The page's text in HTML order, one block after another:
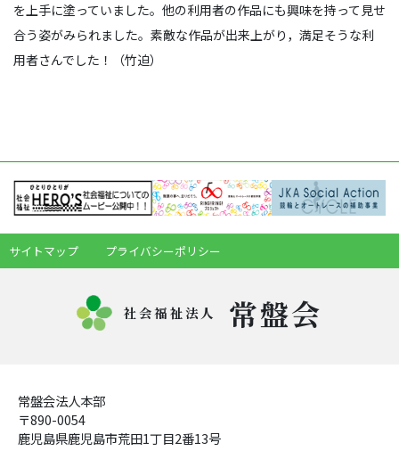
を上手に塗っていました。他の利用者の作品にも興味を持って見せ
合う姿がみられました。素敵な作品が出来上がり，満足そうな利
用者さんでした！（竹迫）
サイトマップ プライバシーポリシー
社会福祉法人 常盤会
常盤会法人本部
〒890-0054
鹿児島県鹿児島市荒田1丁目2番13号